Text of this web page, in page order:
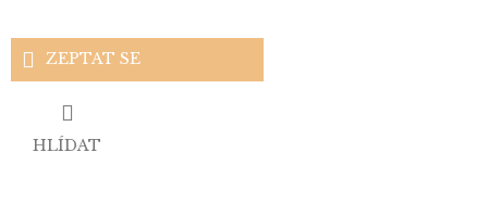
ZEPTAT SE
HLÍDAT